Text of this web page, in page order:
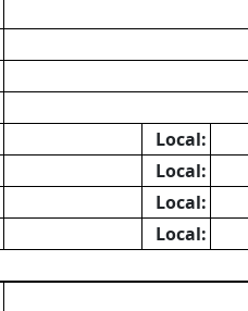
Local:
Local:
Local:
Local: